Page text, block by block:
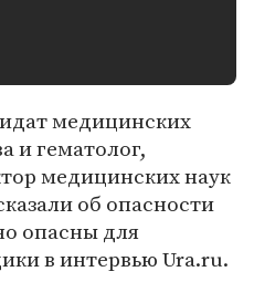
медицинских
и гематолог,
медицинских наук
об опасности
опасны для
в интервью Ura.ru.